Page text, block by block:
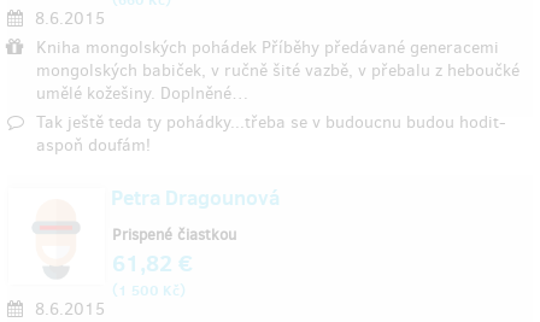
8.6.2015
Kniha mongolských pohádek Příběhy předávané generacemi
mongolských babiček, v ručně šité vazbě, v přebalu z heboučké
umělé kožešiny. Doplněné…
Tak ještě teda ty pohádky...třeba se v budoucnu budou hodit-
aspoň doufám!
Petra Dragounová
8.6.2015
Prispené čiastkou
61,82 €
(1 500 Kč)